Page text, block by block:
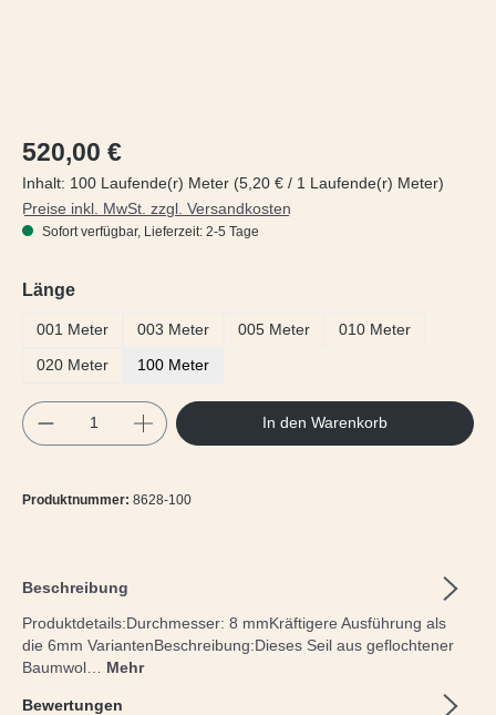
Regulärer Preis:
520,00 €
Inhalt: 100 Laufende(r) Meter (5,20 € / 1 Laufende(r) Meter)
Preise inkl. MwSt. zzgl. Versandkosten
Sofort verfügbar, Lieferzeit: 2-5 Tage
Längeauswählen
001 Meter 003 Meter 005 Meter 010 Meter
020 Meter 100 Meter
Produkt Anzahl: Gib den gewünschten
In den Warenkorb
Produktnummer: 8628-100
Beschreibung
Produktdetails:Durchmesser: 8 mmKräftigere Ausführung als
die 6mm VariantenBeschreibung:Dieses Seil aus geflochtener
Baumwol… Mehr
Bewertungen